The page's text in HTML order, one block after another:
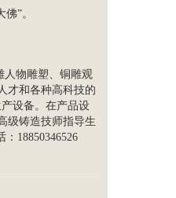
”。
人物雕塑、 铜雕观
才和各种高科技的
设备。在产品设
级铸造技师指导生
18850346526